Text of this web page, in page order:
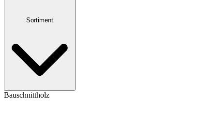
Sortiment
Bauschnittholz